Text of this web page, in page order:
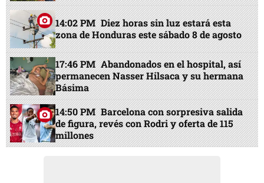
14:02 PM Diez horas sin luz estará esta
zona de Honduras este sábado 8 de agosto
17:46 PM Abandonados en el hospital, así
permanecen Nasser Hilsaca y su hermana
Básima
14:50 PM Barcelona con sorpresiva salida
de figura, revés con Rodri y oferta de 115
millones